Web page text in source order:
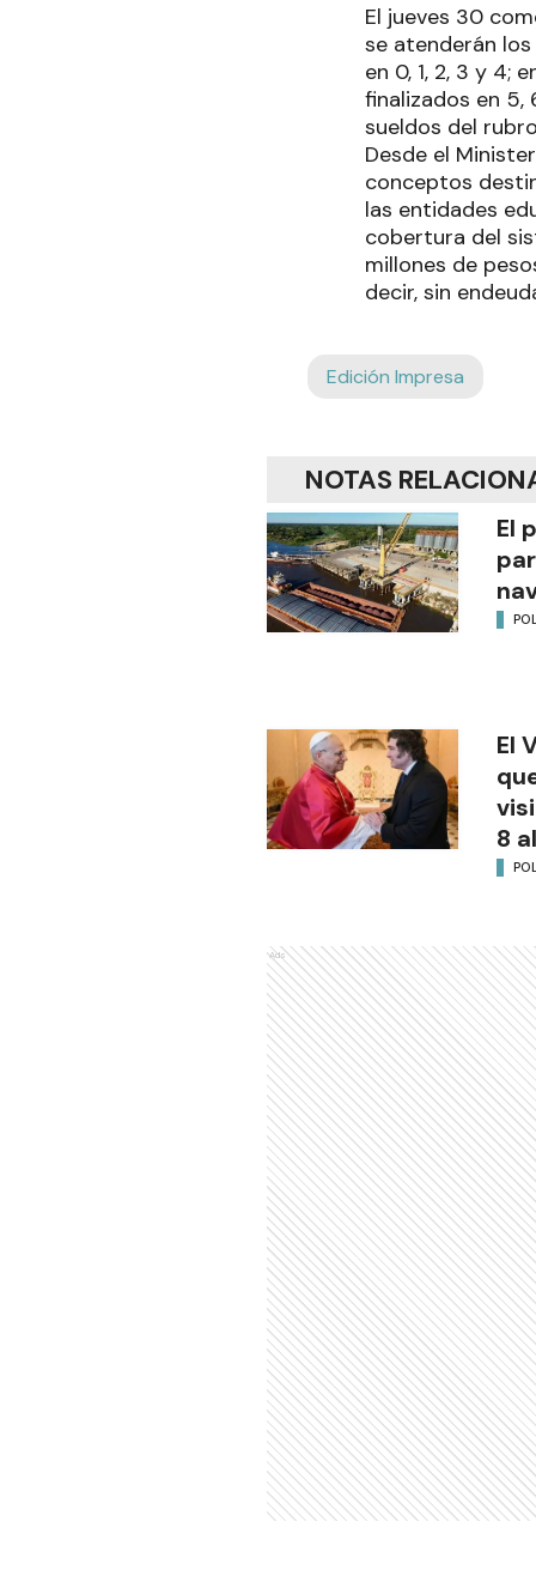
El jueves 30
se atenderán
en 0, 1, 2, 3 y 4;
finalizados en
sueldos del
Desde el
conceptos
las entidades
cobertura del
millones de
decir, sin
Edición Impresa
NOTAS
El
El
8
Ads